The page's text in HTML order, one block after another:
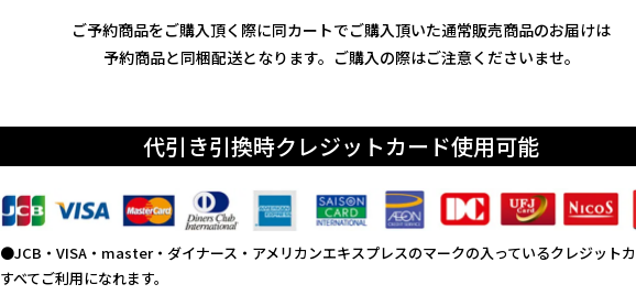
ご予約商品をご購入頂く際に同カートでご購入頂いた通常販売商品のお届けは
予約商品と同梱配送となります。ご購入の際はご注意くださいませ。
代引き引換時クレジットカード使用可能
●JCB・VISA・master・ダイナース・アメリカンエキスプレスのマークの入っているクレジット
すべてご利用になれます。